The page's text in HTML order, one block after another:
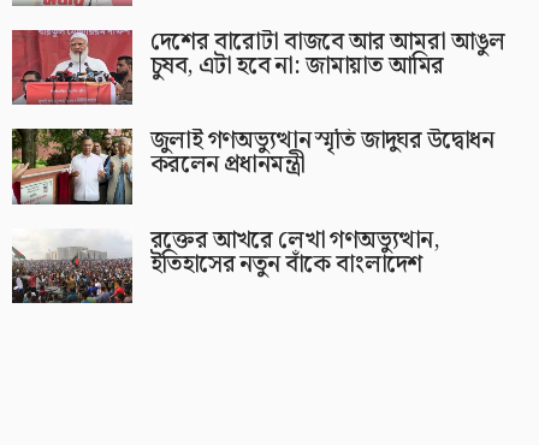
দেশের বারোটা বাজবে আর আমরা আঙুল
চুষব, এটা হবে না: জামায়াত আমির
জুলাই গণঅভ্যুত্থান স্মৃতি জাদুঘর উদ্বোধন
করলেন প্রধানমন্ত্রী
রক্তের আখরে লেখা গণঅভ্যুত্থান,
ইতিহাসের নতুন বাঁকে বাংলাদেশ